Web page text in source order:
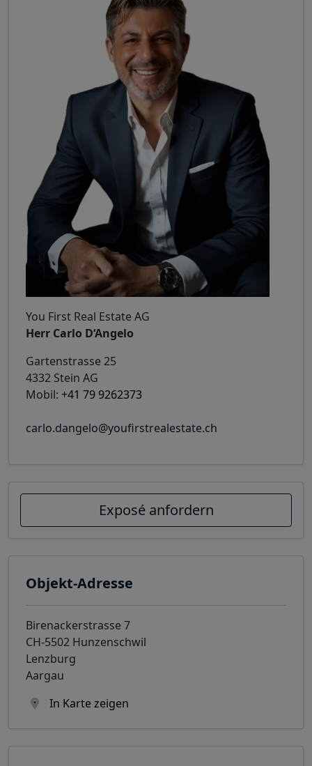
You First Real Estate AG
Herr Carlo D‘Angelo
Gartenstrasse 25
4332 Stein AG
Mobil: +41 79 9262373
carlo.dangelo@youfirstrealestate.ch
Exposé anfordern
Objekt-Adresse
Birenackerstrasse 7
CH-5502 Hunzenschwil
Lenzburg
Aargau
In Karte zeigen